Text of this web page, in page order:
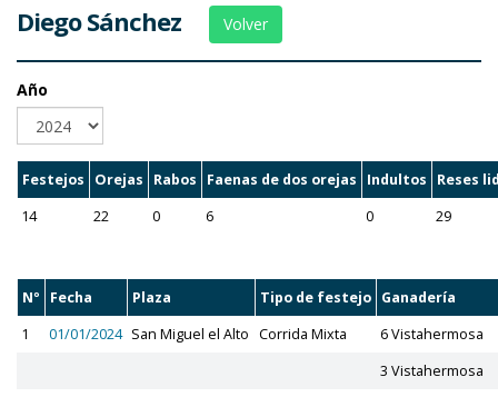
Diego Sánchez Volver
Año
Festejos Orejas Rabos Faenas de dos orejas Indultos
Reses
14
22 0 6 0 29
Nº Fecha Plaza Tipo de festejo Ganadería
1
01/01/2024 San Miguel el Alto Corrida Mixta
6 Vistahermosa
3 Vistahermosa